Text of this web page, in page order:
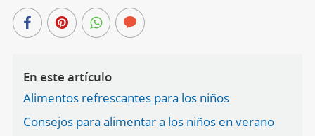
En este artículo
Alimentos refrescantes para los niños
Consejos para alimentar a los niños en verano